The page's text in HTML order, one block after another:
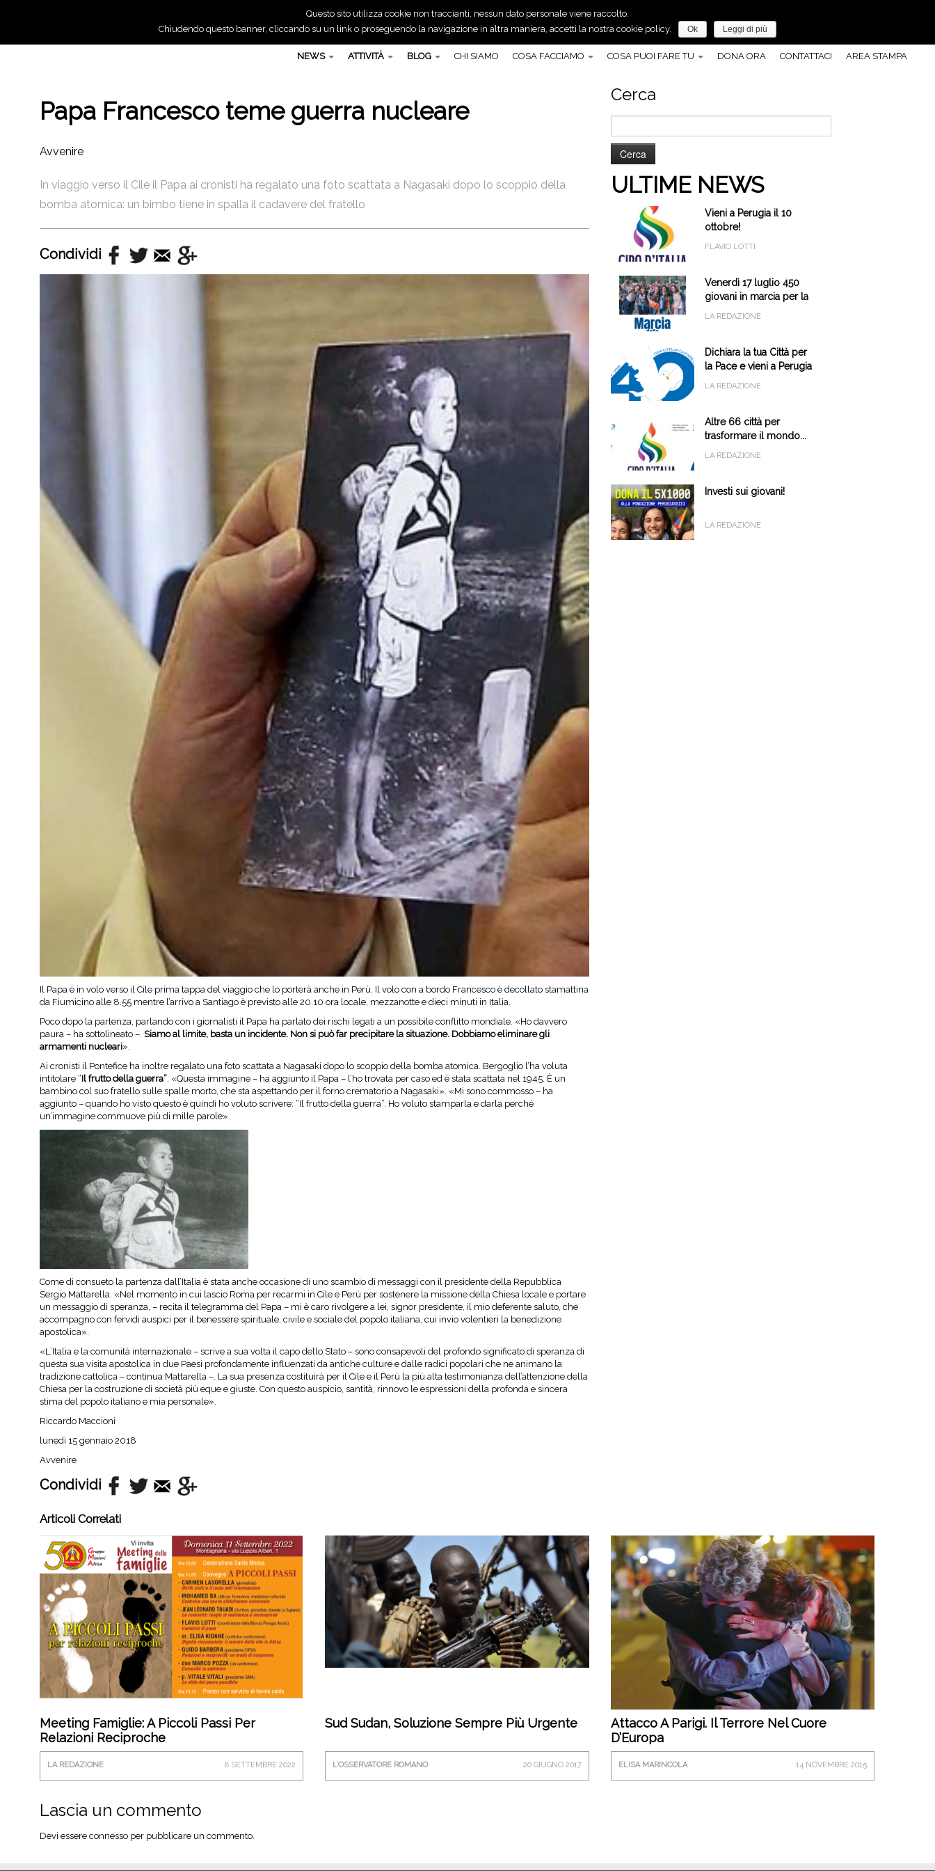
Anche tu, puoi fare molto per la pace!
NEWS ATTIVITÀ BLOG CHI SIAMO COSA FACCIAMO COSA PUOI FARE TU DONA ORA CONTATTACI AREA STAMPA
Papa Francesco teme guerra nucleare
Avvenire
In viaggio verso il Cile il Papa ai cronisti ha regalato una foto scattata a Nagasaki dopo lo scoppio della
bomba atomica: un bimbo tiene in spalla il cadavere del fratello
Condividi
Il Papa è in volo verso il Cile prima tappa del viaggio che lo porterà anche in Perù. Il volo con a bordo Francesco è decollato stamattina
da Fiumicino alle 8.55 mentre l’arrivo a Santiago è previsto alle 20.10 ora locale, mezzanotte e dieci minuti in Italia.
Poco dopo la partenza, parlando con i giornalisti il Papa ha parlato dei rischi legati a un possibile conflitto mondiale. «Ho davvero
paura – ha sottolineato –. Siamo al limite, basta un incidente. Non si può far precipitare la situazione. Dobbiamo eliminare gli
armamenti nucleari».
Ai cronisti il Pontefice ha inoltre regalato una foto scattata a Nagasaki dopo lo scoppio della bomba atomica. Bergoglio l’ha voluta
intitolare “Il frutto della guerra” . «Questa immagine – ha aggiunto il Papa – l’ho trovata per caso ed è stata scattata nel 1945. È un
bambino col suo fratello sulle spalle morto, che sta aspettando per il forno crematorio a Nagasaki». «Mi sono commosso – ha
aggiunto – quando ho visto questo è quindi ho voluto scrivere: “Il frutto della guerra”. Ho voluto stamparla e darla perché
un’immagine commuove più di mille parole».
Come di consueto la partenza dall’Italia è stata anche occasione di uno scambio di messaggi con il presidente della Repubblica
Sergio Mattarella. «Nel momento in cui lascio Roma per recarmi in Cile e Perù per sostenere la missione della Chiesa locale e portare
un messaggio di speranza, – recita il telegramma del Papa – mi è caro rivolgere a lei, signor presidente, il mio deferente saluto, che
accompagno con fervidi auspici per il benessere spirituale, civile e sociale del popolo italiana, cui invio volentieri la benedizione
apostolica».
«L`Italia e la comunità internazionale – scrive a sua volta il capo dello Stato – sono consapevoli del profondo significato di speranza di
questa sua visita apostolica in due Paesi profondamente influenzati da antiche culture e dalle radici popolari che ne animano la
tradizione cattolica – continua Mattarella –. La sua presenza costituirà per il Cile e il Perù la più alta testimonianza dell’attenzione della
Chiesa per la costruzione di società più eque e giuste. Con questo auspicio, santità, rinnovo le espressioni della profonda e sincera
stima del popolo italiano e mia personale».
Riccardo Maccioni
lunedì 15 gennaio 2018
Avvenire
Cerca
per:
ULTIME NEWS
Vieni a Perugia il 10
ottobre!
FLAVIO LOTTI
Venerdì 17 luglio 450
giovani in marcia per la
LA REDAZIONE
Dichiara la tua Città per
la Pace e vieni a Perugia
LA REDAZIONE
Altre 66 città per
trasformare il mondo...
LA REDAZIONE
Investi sui giovani!
LA REDAZIONE
Condividi
Articoli Correlati
Meeting Famiglie: A Piccoli Passi Per
Relazioni Reciproche
LA REDAZIONE 8 SETTEMBRE 2022
Sud Sudan, Soluzione Sempre Più Urgente
L’OSSERVATORE ROMANO 20 GIUGNO 2017
Attacco A Parigi. Il Terrore Nel Cuore
D’Europa
ELISA MARINCOLA 14 NOVEMBRE 2015
Lascia un commento
Devi essere connesso per pubblicare un commento.
Questo sito utilizza cookie non traccianti, nessun dato personale viene raccolto.
Chiudendo questo banner, cliccando su un link o proseguendo la navigazione in altra maniera, accetti la nostra cookie policy.
Ok Leggi di più